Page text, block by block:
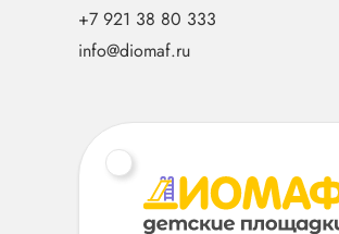
+7 921 38 80 333
info@diomaf.ru